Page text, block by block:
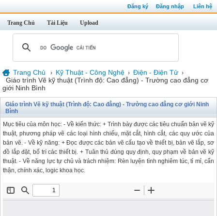
Đăng ký Đăng nhập Liên hệ
Trang Chủ Tài Liệu Upload
Trang Chủ › Kỹ Thuật - Công Nghệ › Điện - Điện Tử ›
Giáo trình Vẽ kỹ thuật (Trình độ: Cao đẳng) - Trường cao đẳng cơ
giới Ninh Bình
Giáo trình Vẽ kỹ thuật (Trình độ: Cao đẳng) - Trường cao đẳng cơ giới Ninh
Bình
Mục tiêu của môn học: - Về kiến thức: + Trình bày được các tiêu chuẩn bản vẽ kỹ
thuật, phương pháp vẽ các loại hình chiếu, mặt cắt, hình cắt, các quy ước của
bản vẽ. - Về kỹ năng: + Đọc được các bản vẽ cấu tạo về thiết bị, bản vẽ lắp, sơ
đồ lắp đặt, bố trí các thiết bị. + Tuân thủ đúng quy định, quy phạm về bản vẽ kỹ
thuật. - Về năng lực tự chủ và trách nhiệm: Rèn luyện tình nghiêm túc, tỉ mỉ, cẩn
thận, chính xác, logic khoa học.